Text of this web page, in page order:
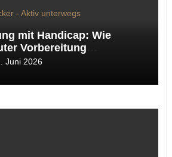
- Aktiv unterwegs
mit Handicap: Wie
Vorbereitung
Juni 2026